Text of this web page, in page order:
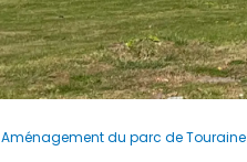
Aménagement du parc de Touraine